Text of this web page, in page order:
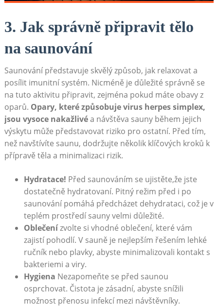
3. Jak správně připravit tělo
na saunování
Saunování představuje skvělý způsob, jak relaxovat a
posílit imunitní systém. Nicméně je důležité správně se
na tuto aktivitu připravit, zejména pokud máte obavy z
oparů. Opary, které způsobuje virus herpes simplex,
jsou vysoce nakažlivéa návštěva sauny během jejich
výskytu může představovat riziko pro ostatní. Před tím,
než navštívíte saunu, dodržujte několik klíčových kroků k
přípravě těla a minimalizaci rizik.
Hydratace! Před saunováním se ujistěte,že jste
dostatečně hydratovaní. Pitný režim před i po
saunování pomáhá předcházet dehydrataci, což je v
teplém prostředí sauny velmi důležité.
Oblečenízvolte si vhodné oblečení, které vám
zajistí pohodlí. V sauně je nejlepším řešením lehké
ručník nebo plavky, abyste minimalizovali kontakt s
bakteriemi a viry.
Hygiena Nezapomeňte se před saunou
osprchovat. Čistota je zásadní, abyste snížili
možnost přenosu infekcí mezi návštěvníky.